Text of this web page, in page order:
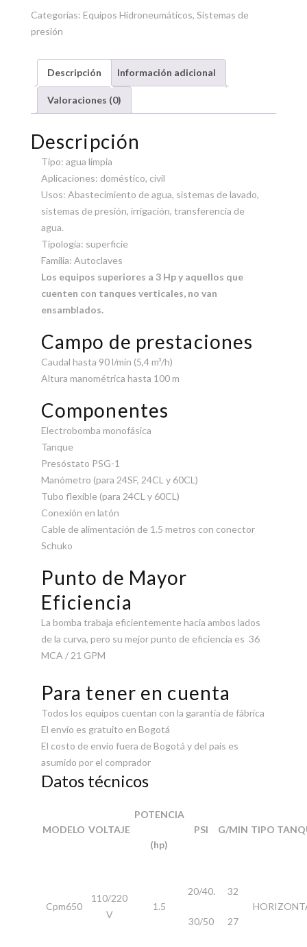
Categorías: Equipos Hidroneumáticos, Sistemas de
presión
Descripción Información adicional
Valoraciones (0)
Descripción
Tipo: agua limpia
Aplicaciones: doméstico, civil
Usos: Abastecimiento de agua, sistemas de lavado,
sistemas de presión, irrigación, transferencia de
agua.
Tipología: superficie
Familia: Autoclaves
Los equipos superiores a 3 Hp y aquellos que
cuenten con tanques verticales, no van
ensamblados.
Campo de prestaciones
Caudal hasta 90 l/min (5,4 m³/h)
Altura manométrica hasta 100 m
Componentes
Electrobomba monofásica
Tanque
Presóstato PSG-1
Manómetro (para 24SF, 24CL y 60CL)
Tubo flexible (para 24CL y 60CL)
Conexión en latón
Cable de alimentación de 1.5 metros con conector
Schuko
Punto de Mayor
Eficiencia
La bomba trabaja eficientemente hacia ambos lados
de la curva, pero su mejor punto de eficiencia es 36
MCA / 21 GPM
Para tener en cuenta
Todos los equipos cuentan con la garantía de fábrica
El envío es gratuito en Bogotá
El costo de envío fuera de Bogotá y del país es
asumido por el comprador
Datos técnicos
MODELO VOLTAJE
POTENCIA
(hp)
PSI G/MIN TIPO
Cpm650
110/220
V
1.5
20/40.
30/50
32
27